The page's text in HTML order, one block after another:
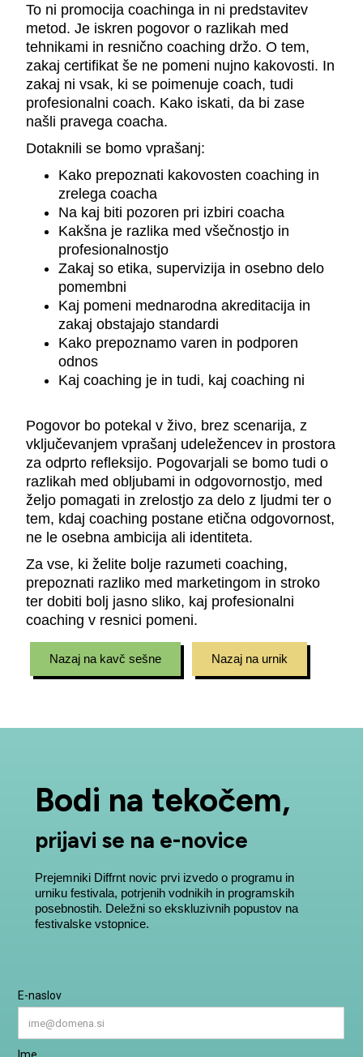
To ni promocija coachinga in ni predstavitev
metod. Je iskren pogovor o razlikah med
tehnikami in resnično coaching držo. O tem,
zakaj certifikat še ne pomeni nujno kakovosti. In
zakaj ni vsak, ki se poimenuje coach, tudi
profesionalni coach. Kako iskati, da bi zase
našli pravega coacha.
Dotaknili se bomo vprašanj:
Kako prepoznati kakovosten coaching in
zrelega coacha
Na kaj biti pozoren pri izbiri coacha
Kakšna je razlika med všečnostjo in
profesionalnostjo
Zakaj so etika, supervizija in osebno delo
pomembni
Kaj pomeni mednarodna akreditacija in
zakaj obstajajo standardi
Kako prepoznamo varen in podporen
odnos
Kaj coaching je in tudi, kaj coaching ni
Pogovor bo potekal v živo, brez scenarija, z
vključevanjem vprašanj udeležencev in prostora
za odprto refleksijo. Pogovarjali se bomo tudi o
razlikah med obljubami in odgovornostjo, med
željo pomagati in zrelostjo za delo z ljudmi ter o
tem, kdaj coaching postane etična odgovornost,
ne le osebna ambicija ali identiteta.
Za vse, ki želite bolje razumeti coaching,
prepoznati razliko med marketingom in stroko
ter dobiti bolj jasno sliko, kaj profesionalni
coaching v resnici pomeni.
Nazaj na kavč sešne Nazaj na urnik
Bodi na tekočem,
prijavi se na e-novice
Prejemniki Diffrnt novic prvi izvedo o programu in
urniku festivala, potrjenih vodnikih in programskih
posebnostih. Deležni so ekskluzivnih popustov na
festivalske vstopnice.